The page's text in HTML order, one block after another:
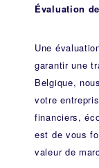
Évaluation
Une
garantir une
Belgique,
votre
financiers,
est de vous
valeur de